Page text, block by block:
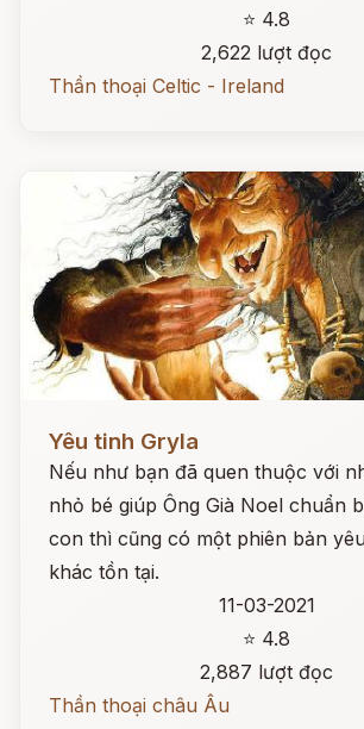
⭐ 4.8
2,622 lượt đọc
Thần thoại Celtic - Ireland
Yêu tinh Gryla
Nếu như bạn đã quen thuộc với
nhỏ bé giúp Ông Già Noel chuẩn
con thì cũng có một phiên bản
khác tồn tại.
11-03-2021
⭐ 4.8
2,887 lượt đọc
Thần thoại châu Âu